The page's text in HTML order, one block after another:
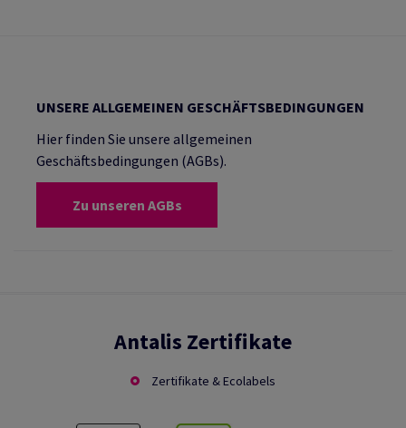
UNSERE ALLGEMEINEN GESCHÄFTSBEDINGUNGEN
Hier finden Sie unsere allgemeinen
Geschäftsbedingungen (AGBs).
Zu unseren AGBs
Antalis Zertifikate
Zertifikate & Ecolabels